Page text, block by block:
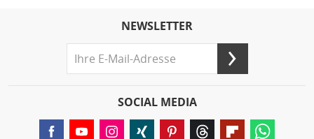
NEWSLETTER
SOCIAL MEDIA